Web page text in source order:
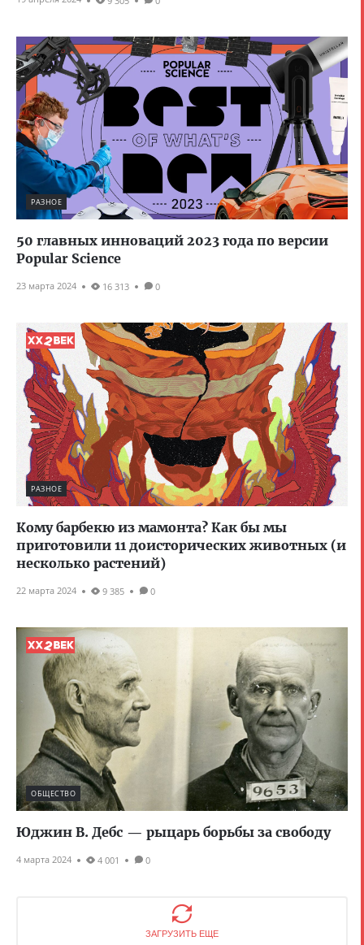
РАЗНОЕ
50 главных инноваций 2023 года по версии
Popular Science
23 марта 2024 16 313 0
РАЗНОЕ
Кому барбекю из мамонта? Как бы мы
приготовили 11 доисторических животных (и
несколько растений)
22 марта 2024 9 385 0
ОБЩЕСТВО
Юджин В. Дебс — рыцарь борьбы за свободу
4 марта 2024 4 001 0
ЗАГРУЗИТЬ ЕЩЕ